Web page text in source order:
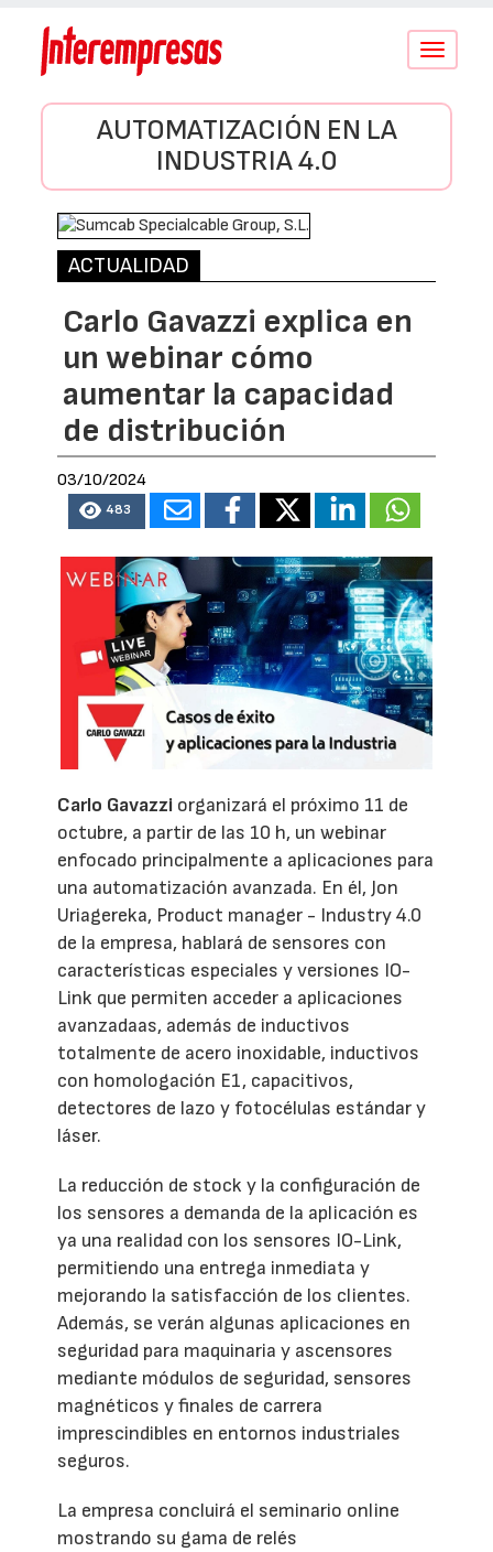
Conmutar
AUTOMATIZACIÓN EN LA
INDUSTRIA 4.0
ACTUALIDAD
Carlo Gavazzi explica en
un webinar cómo
aumentar la capacidad
de distribución
03/10/2024
483
Carlo Gavazzi organizará el próximo 11 de
octubre, a partir de las 10 h, un webinar
enfocado principalmente a aplicaciones para
una automatización avanzada. En él, Jon
Uriagereka, Product manager - Industry 4.0
de la empresa, hablará de sensores con
características especiales y versiones IO-
Link que permiten acceder a aplicaciones
avanzadaas, además de inductivos
totalmente de acero inoxidable, inductivos
con homologación E1, capacitivos,
detectores de lazo y fotocélulas estándar y
láser.
La reducción de stock y la configuración de
los sensores a demanda de la aplicación es
ya una realidad con los sensores IO-Link,
permitiendo una entrega inmediata y
mejorando la satisfacción de los clientes.
Además, se verán algunas aplicaciones en
seguridad para maquinaria y ascensores
mediante módulos de seguridad, sensores
magnéticos y finales de carrera
imprescindibles en entornos industriales
seguros.
La empresa concluirá el seminario online
mostrando su gama de relés